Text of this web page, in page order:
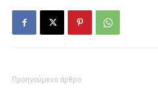
Προηγούμενο άρθρο